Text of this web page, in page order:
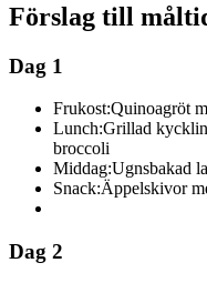
Förslag till
Dag 1
Frukost:Quinoagröt
Lunch:Grillad
broccoli
Middag:Ugnsbakad
Snack:Äppelskivor
Dag 2